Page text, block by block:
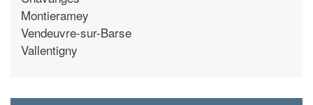
Montieramey
Vendeuvre-sur-Barse
Vallentigny